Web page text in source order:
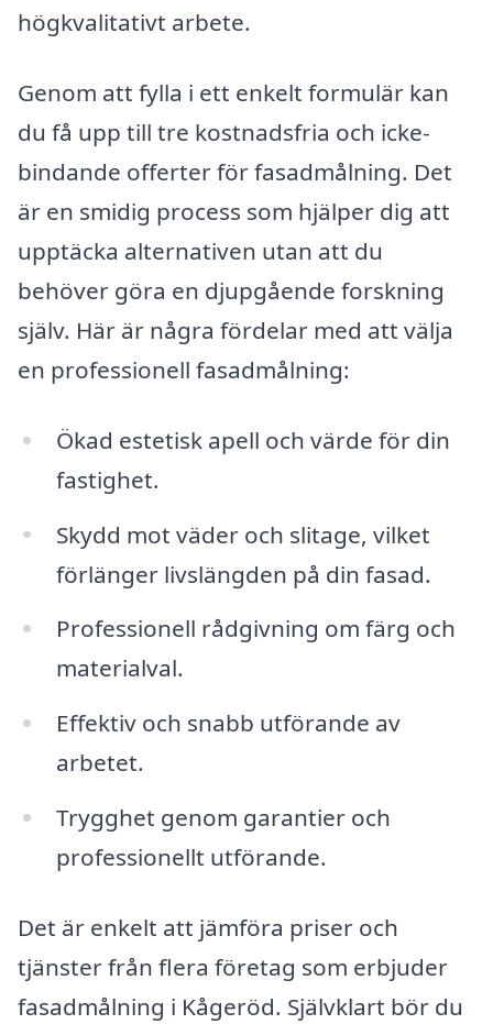
högkvalitativt arbete.
Genom att fylla i ett enkelt formulär kan
du få upp till tre kostnadsfria och icke-
bindande offerter för fasadmålning. Det
är en smidig process som hjälper dig att
upptäcka alternativen utan att du
behöver göra en djupgående forskning
själv. Här är några fördelar med att välja
en professionell fasadmålning:
Ökad estetisk apell och värde för din
fastighet.
Skydd mot väder och slitage, vilket
förlänger livslängden på din fasad.
Professionell rådgivning om färg och
materialval.
Effektiv och snabb utförande av
arbetet.
Trygghet genom garantier och
professionellt utförande.
Det är enkelt att jämföra priser och
tjänster från flera företag som erbjuder
fasadmålning i Kågeröd. Självklart bör du